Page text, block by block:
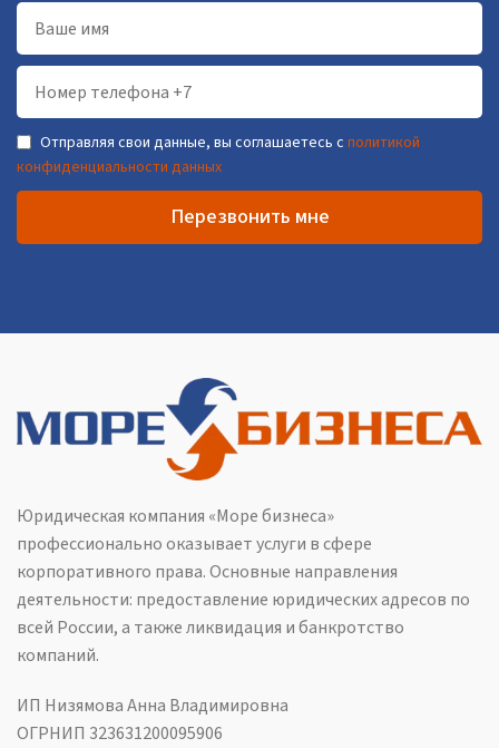
Отправляя свои данные, вы соглашаетесь сполитикой
конфиденциальности данных
Перезвонить мне
Юридическая компания «Море бизнеса»
профессионально оказывает услуги в сфере
корпоративного права. Основные направления
деятельности: предоставление юридических адресов по
всей России, а также ликвидация и банкротство
компаний.
ИП Низямова Анна Владимировна
ОГРНИП 323631200095906